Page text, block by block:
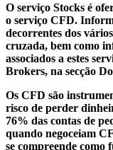
O serviço Stocks é
o serviço CFD.
decorrentes dos
cruzada, bem como
associados a estes
Brokers, na secção
Os CFD são
risco de perder
76% das contas de
quando negoceiam
se compreende como